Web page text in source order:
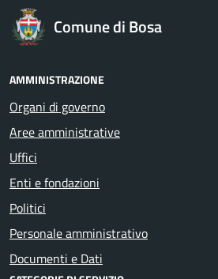
Comune di Bosa
AMMINISTRAZIONE
Organi di governo
Aree amministrative
Uffici
Enti e fondazioni
Politici
Personale amministrativo
Documenti e Dati